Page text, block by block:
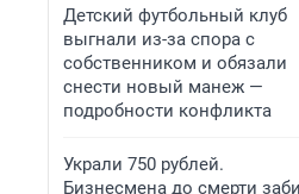
Детский футбольный клуб
выгнали из-за спора с
собственником и обязали
снести новый манеж —
подробности конфликта
Украли 750 рублей.
Бизнесмена до смерти